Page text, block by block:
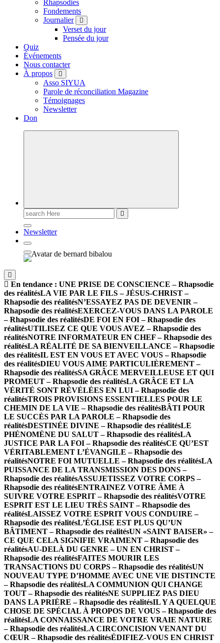
Rhapsodies
Fondements
Journalier
Verset du jour
Pensée du jour
Quiz
Événements
Nous contacter
À propos
Asso SIYUA
Parole de réconciliation Magazine
Témoignages
Newsletter
Don
Newsletter
En tendance : UNE PRISE DE CONSCIENCE – Rhapsodie
des réalitésLA VIE PAR LE FILS – JÉSUS-CHRIST –
Rhapsodie des réalitésN’ESSAYEZ PAS DE DEVENIR –
Rhapsodie des réalitésEXERCEZ-VOUS DANS LA PAROLE
– Rhapsodie des réalitésDE FOI EN FOI – Rhapsodie des
réalitésUTILISEZ CE QUE VOUS AVEZ – Rhapsodie des
réalitésNOTRE INFORMATEUR EN CHEF – Rhapsodie des
réalitésLA RÉALITÉ DE SA BIENVEILLANCE – Rhapsodie
des réalitésIL EST EN VOUS ET AVEC VOUS – Rhapsodie
des réalitésDIEU VOUS AIME PARTICULIÈREMENT –
Rhapsodie des réalitésSA GRÂCE MERVEILLEUSE ET QUI
PROMEUT – Rhapsodie des réalitésLA GRÂCE ET LA
VÉRITÉ SONT RÉVÉLÉES EN LUI – Rhapsodie des
réalitésTROIS PROVISIONS ESSENTIELLES POUR LE
CHEMIN DE LA VIE – Rhapsodie des réalitésBÂTI POUR
LE SUCCÈS PAR LA PAROLE – Rhapsodie des
réalitésDESTINÉE DIVINE – Rhapsodie des réalitésLE
PHÉNOMÈNE DU SALUT – Rhapsodie des réalitésLA
JUSTICE PAR LA FOI – Rhapsodie des réalitésCE QU’EST
VÉRITABLEMENT L’ÉVANGILE – Rhapsodie des
réalitésNOTRE FOI MUTUELLE – Rhapsodie des réalitésLA
PUISSANCE DE LA TRANSMISSION DES DONS –
Rhapsodie des réalitésASSUJETISSEZ VOTRE CORPS –
Rhapsodie des réalitésENTRAINEZ VOTRE ÂME À
SUIVRE VOTRE ESPRIT – Rhapsodie des réalitésVOTRE
ESPRIT EST LE LIEU TRÈS SAINT – Rhapsodie des
réalitésLAISSEZ VOTRE ESPRIT VOUS CONDUIRE –
Rhapsodie des réalitésL’ÉGLISE EST PLUS QU’UN
BÂTIMENT – Rhapsodie des réalitésUN «SAINT BAISER» –
CE QUE CELA SIGNIFIE VRAIMENT – Rhapsodie des
réalitésAU-DELÀ DU GENRE – UN EN CHRIST –
Rhapsodie des réalitésFAITES MOURIR LES
TRANSACTIONS DU CORPS – Rhapsodie des réalitésUN
NOUVEAU TYPE D’HOMME AVEC UNE VIE DISTINCTE
– Rhapsodie des réalitésLA COMMUNION QUI CHANGE
TOUT – Rhapsodie des réalitésNE SUPPLIEZ PAS DIEU
DANS LA PRIÈRE – Rhapsodie des réalitésIL Y A QUELQUE
CHOSE DE SPÉCIAL À PROPOS DE VOUS – Rhapsodie des
réalitésLA CONNAISSANCE DE VOTRE VRAIE NATURE
– Rhapsodie des réalitésLA CIRCONCISION VENANT DU
CŒUR – Rhapsodie des réalitésÉDIFIEZ-VOUS EN CHRIST